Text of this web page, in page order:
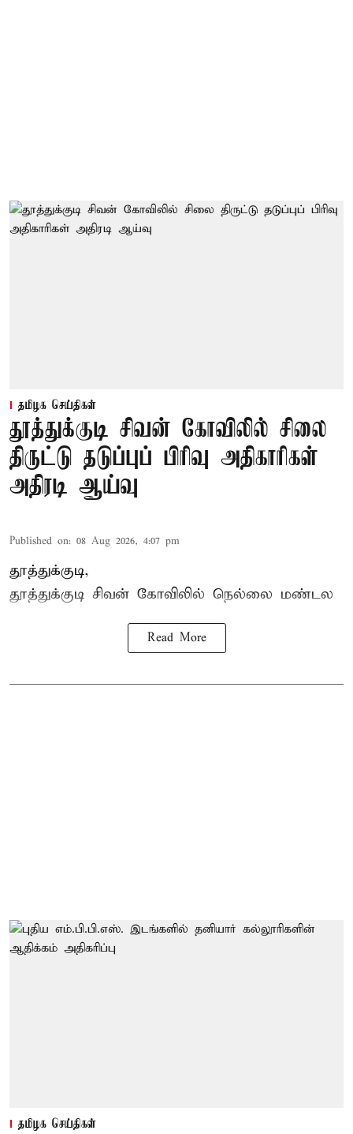
தமிழக செய்திகள்
தூத்துக்குடி சிவன் கோவிலில் சிலை
திருட்டு தடுப்புப் பிரிவு அதிகாரிகள்
அதிரடி ஆய்வு
Published on: 08 Aug 2026, 4:07 pm
தூத்துக்குடி,
தூத்துக்குடி சிவன் கோவிலில் நெல்லை மண்டல
Read More
தமிழக செய்திகள்